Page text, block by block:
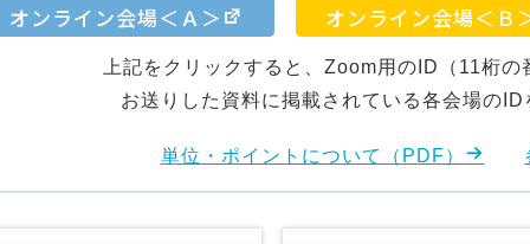
オンライン会場＜Ａ＞ オンライン会場＜Ｂ
上記をクリックすると、Zoom用のID（11桁の
お送りした資料に掲載されている各会場のID
単位・ポイントについて（PDF）